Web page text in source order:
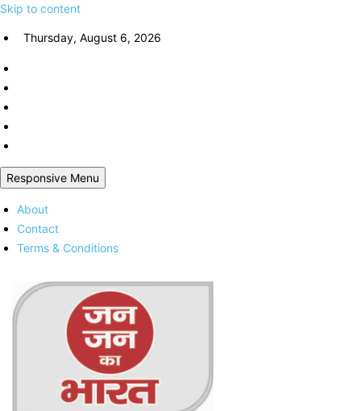
Skip to content
Thursday, August 6, 2026
Responsive Menu
About
Contact
Terms & Conditions